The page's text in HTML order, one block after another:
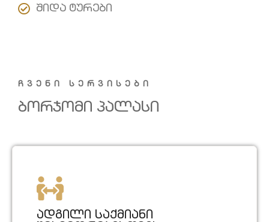
შიდა ტურები
ჩვენი სერვისები
Ბორჯომი Პალასი
ადგილი საქმიანი